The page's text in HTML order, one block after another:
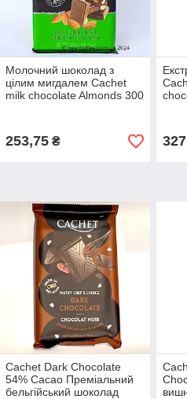
Молочний шоколад з
цілим мигдалем Cachet
milk chocolate Almonds 300
253,75₴
Cachet Dark Chocolate
54% Cacao Преміальний
бельгійський шоколад